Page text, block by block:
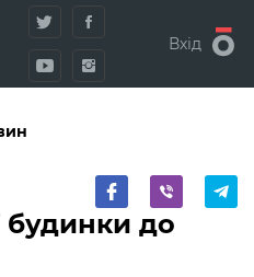
Вхід
будинки до